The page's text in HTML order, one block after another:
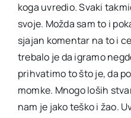
koga uvredio. Svaki
svoje. Možda sam to i
sjajan komentar na to i
trebalo je da igramo
prihvatimo to što je, da
momke. Mnogo loših
nam je jako teško i žao.